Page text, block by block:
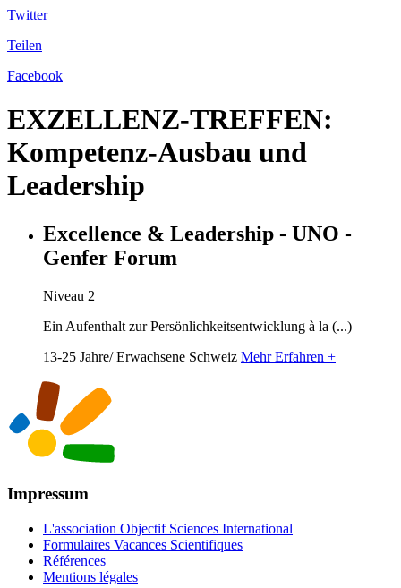
Twitter
Teilen
Facebook
EXZELLENZ-TREFFEN:
Kompetenz-Ausbau und
Leadership
Excellence & Leadership - UNO -
Genfer Forum
Niveau 2
Ein Aufenthalt zur Persönlichkeitsentwicklung à la (...)
13-25 Jahre/ Erwachsene Schweiz Mehr Erfahren +
Impressum
L'association Objectif Sciences International
Formulaires Vacances Scientifiques
Références
Mentions légales